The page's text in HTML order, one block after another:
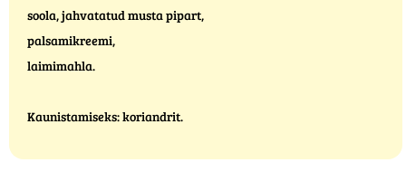
soola, jahvatatud musta pipart,
palsamikreemi,
laimimahla.
Kaunistamiseks: koriandrit.